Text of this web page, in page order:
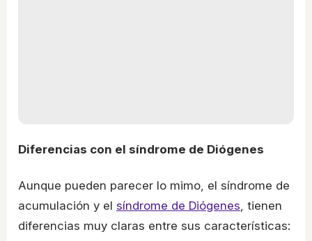
Diferencias con el síndrome de Diógenes
Aunque pueden parecer lo mimo, el síndrome de
acumulación y el síndrome de Diógenes , tienen
diferencias muy claras entre sus características: